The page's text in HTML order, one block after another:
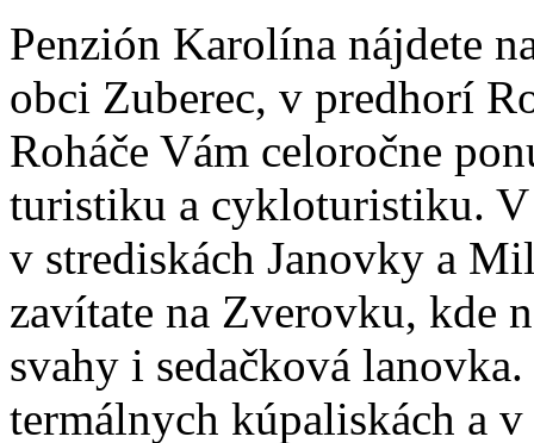
Penzión Karolína nájdete
obci Zuberec, v predhorí
Roháče Vám celoročne
turistiku a cykloturistiku.
v strediskách Janovky a
zavítate na Zverovku, kde
svahy i sedačková
termálnych kúpaliskách a